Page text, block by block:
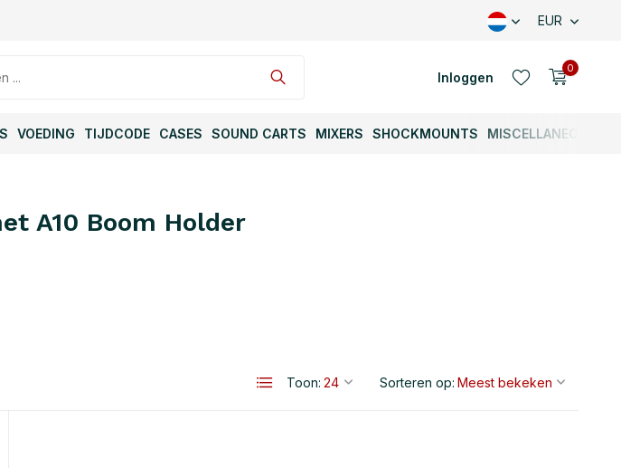
EUR
Inloggen
0
VOEDING TIJDCODE CASES SOUND CARTS MIXERS SHOCKMOUNTS MISCELLANEOUS
A10 Boom Holder
Toon: Sorteren op: